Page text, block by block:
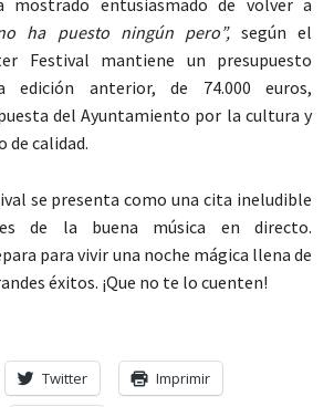
mostrado entusiasmado de volver a
ha puesto ningún pero”,según el
Festival mantiene un presupuesto
anterior, de 74.000 euros,
del Ayuntamiento por la cultura y
calidad.
se presenta como una cita ineludible
de la buena música en directo.
para vivir una noche mágica llena de
éxitos. ¡Que no te lo cuenten!
Twitter Imprimir